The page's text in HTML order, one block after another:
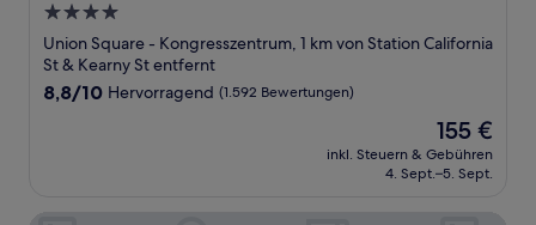
4.0-
Sterne-
Unterkunft
Union Square - Kongresszentrum, 1 km von Station California
St & Kearny St entfernt
8.8
8,8/10 Hervorragend (1.592 Bewertungen)
Der
Preis
beträgt
155 €
inkl. Steuern & Gebühren
4. Sept.–5. Sept.